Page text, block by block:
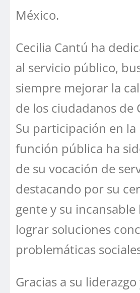
México.
Cecilia Cantú ha
al servicio público,
siempre mejorar la
de los ciudadanos de
Su participación en
función pública ha
de su vocación de
destacando por su
gente y su
lograr soluciones
problemáticas
Gracias a su